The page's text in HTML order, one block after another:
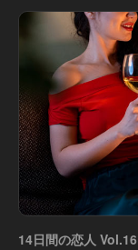
14日間の恋人 Vol.16